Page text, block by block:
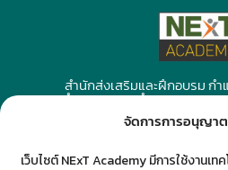
จัดการการอนุญา
เว็บไซต์ NExT Academy มีการใช้งานเ
สำนักส่งเสริมและฝึกอบรม กำ
ต.กำแพงแสน อ.กำแพงแสน จ.น